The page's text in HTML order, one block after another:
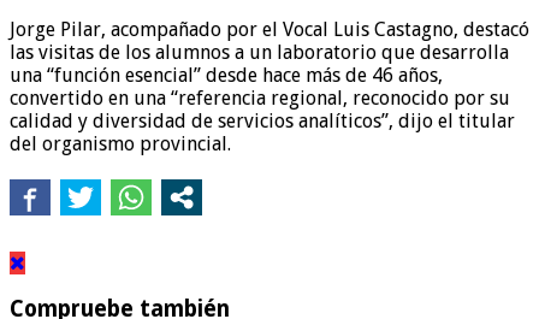
Jorge Pilar, acompañado por el Vocal Luis Castagno, destacó
las visitas de los alumnos a un laboratorio que desarrolla
una “función esencial” desde hace más de 46 años,
convertido en una “referencia regional, reconocido por su
calidad y diversidad de servicios analíticos”, dijo el titular
del organismo provincial.
Compruebe también